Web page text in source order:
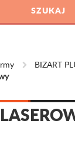
BIZART